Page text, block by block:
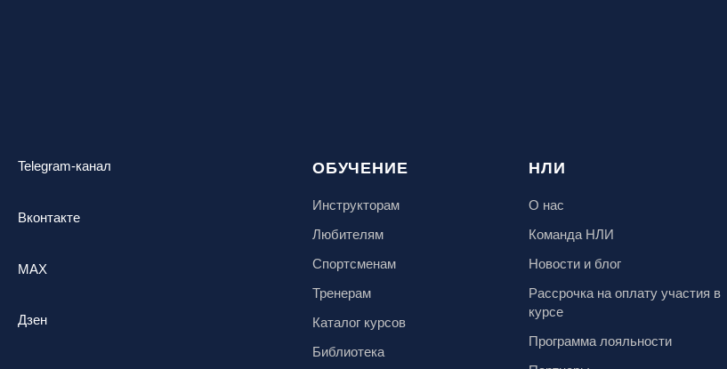
Telegram-канал
Вконтакте
MAX
Дзен
ОБУЧЕНИЕ
Инструкторам
Любителям
Спортсменам
Тренерам
Каталог курсов
Библиотека
НЛИ
О нас
Команда НЛИ
Новости и блог
Рассрочка на оплату участия в
курсе
Программа лояльности